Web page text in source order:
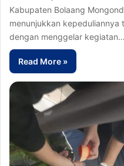
Kabupaten Bolaang
menunjukkan
dengan menggelar kegiatan…
Read More »